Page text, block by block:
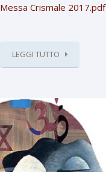
Messa Crismale 2017.pdf
LEGGI TUTTO